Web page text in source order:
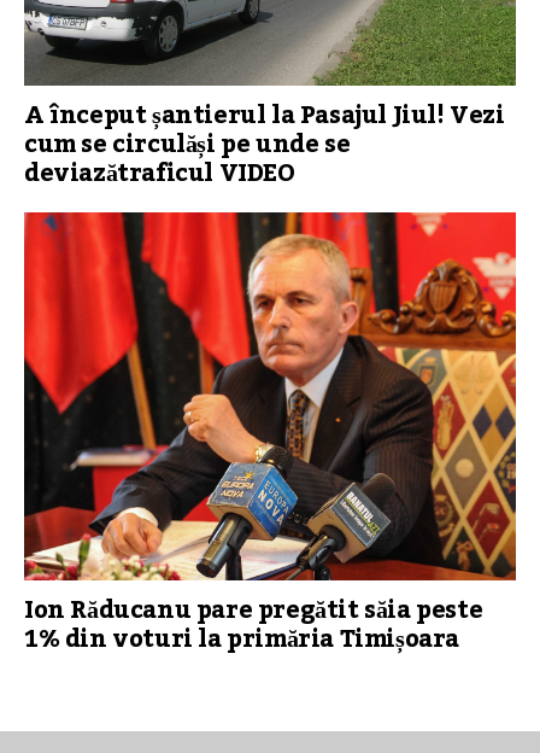
A început șantierul la Pasajul Jiul! Vezi
cum se circulăși pe unde se
deviazătraficul VIDEO
Ion Răducanu pare pregătit săia peste
1% din voturi la primăria Timișoara